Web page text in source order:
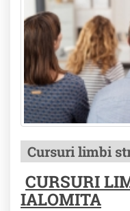
Cursuri limbi
CURSURI
IALOMITA